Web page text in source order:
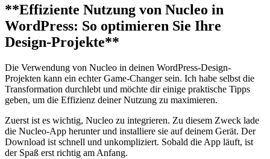
**Effiziente Nutzung von ​Nucleo in
WordPress: So⁤ optimieren Sie Ihre
Design-Projekte**
Die Verwendung von Nucleo⁣ in deinen WordPress-Design-
Projekten kann ⁤ein echter​ Game-Changer⁤ sein. Ich habe selbst⁣ die
Transformation durchlebt⁤ und möchte dir einige ‌praktische‍ Tipps
geben,‍ um die Effizienz deiner ‌Nutzung zu maximieren.
Zuerst ist es wichtig, Nucleo​ zu integrieren. Zu diesem Zweck lade
die ‍Nucleo-App herunter und installiere sie ‍auf ‍deinem Gerät. Der
Download ist⁣ schnell und unkompliziert. Sobald die ‍App läuft, ist
der Spaß ⁣erst richtig am⁣ Anfang.